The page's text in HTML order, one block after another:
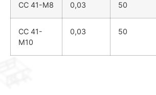
CC 41-M8 0,03 50
CC 41-
M10
0,03 50